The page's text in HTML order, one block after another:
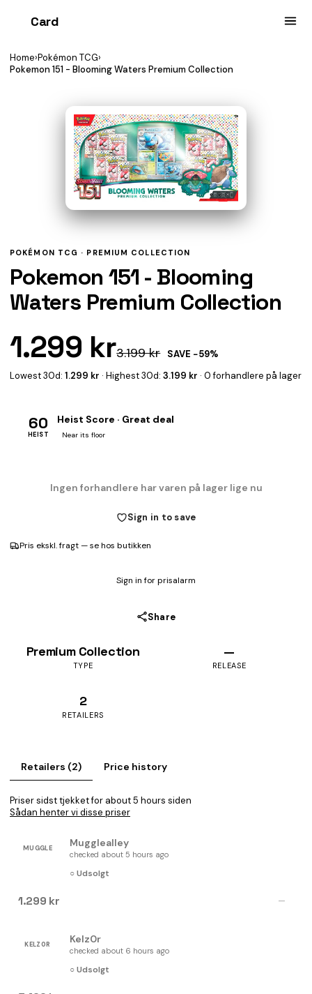
Card
Home›Pokémon TCG›
Pokemon 151 - Blooming Waters Premium Collection
POKÉMON TCG · PREMIUM COLLECTION
Pokemon 151 - Blooming
Waters Premium Collection
1.299 kr3.199 kr
SAVE −59%
Lowest 30d: 1.299 kr · Highest 30d: 3.199 kr · 0 forhandlere på lager
60
HEIST
Heist Score · Great deal
Near its floor
Ingen forhandlere har varen på lager lige nu
Sign in to save
Pris ekskl. fragt — se hos butikken
Sign in for prisalarm
Share
Premium Collection
TYPE
—
RELEASE
2
RETAILERS
Retailers (2) Price history
Priser sidst tjekket for about 5 hours siden
Sådan henter vi disse priser
MUGGLE Mugglealley
checked about 5 hours ago
○ Udsolgt
1.299 kr —
KELZ0R Kelz0r
checked about 6 hours ago
○ Udsolgt